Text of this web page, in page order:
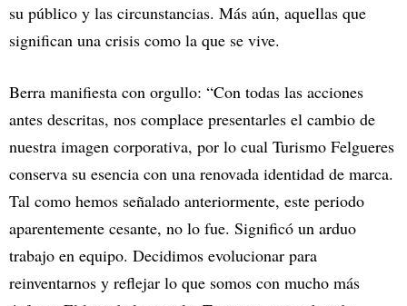
su público y las circunstancias. Más aún, aquellas que
significan una crisis como la que se vive.
Berra manifiesta con orgullo: “Con todas las acciones
antes descritas, nos complace presentarles el cambio de
nuestra imagen corporativa, por lo cual Turismo Felgueres
conserva su esencia con una renovada identidad de marca.
Tal como hemos señalado anteriormente, este periodo
aparentemente cesante, no lo fue. Significó un arduo
trabajo en equipo. Decidimos evolucionar para
reinventarnos y reflejar lo que somos con mucho más